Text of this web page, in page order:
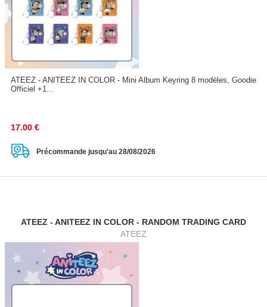
ATEEZ - ANITEEZ IN COLOR - Mini Album Keyring 8 modèles, Goodie
Officiel +1...
17.00 €
Précommande jusqu'au 28/08/2026
ATEEZ - ANITEEZ IN COLOR - RANDOM TRADING CARD
ATEEZ